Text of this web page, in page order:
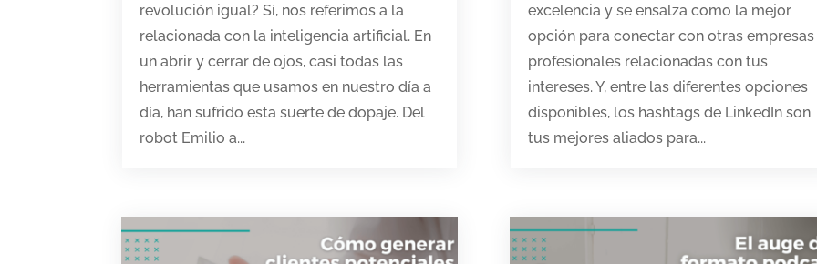
revolución igual? Sí, nos referimos a la
relacionada con la inteligencia artificial. En
un abrir y cerrar de ojos, casi todas las
herramientas que usamos en nuestro día a
día, han sufrido esta suerte de dopaje. Del
robot Emilio a...
excelencia y se ensalza como la mejor
opción para conectar con otras empresas
profesionales relacionadas con tus
intereses. Y, entre las diferentes opciones
disponibles, los hashtags de LinkedIn son
tus mejores aliados para...